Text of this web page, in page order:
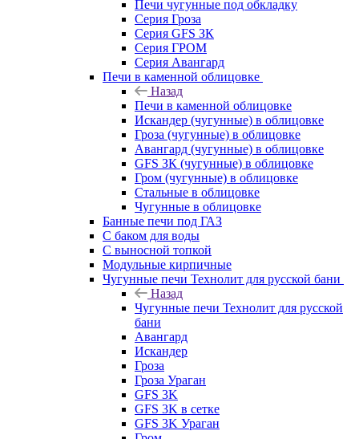
Печи чугунные под обкладку
Серия Гроза
Серия GFS ЗК
Серия ГРОМ
Серия Авангард
Печи в каменной облицовке
Назад
Печи в каменной облицовке
Искандер (чугунные) в облицовке
Гроза (чугунные) в облицовке
Авангард (чугунные) в облицовке
GFS ЗК (чугунные) в облицовке
Гром (чугунные) в облицовке
Стальные в облицовке
Чугунные в облицовке
Банные печи под ГАЗ
С баком для воды
С выносной топкой
Модульные кирпичные
Чугунные печи Технолит для русской бани
Назад
Чугунные печи Технолит для русской
бани
Авангард
Искандер
Гроза
Гроза Ураган
GFS 3K
GFS 3K в сетке
GFS 3K Ураган